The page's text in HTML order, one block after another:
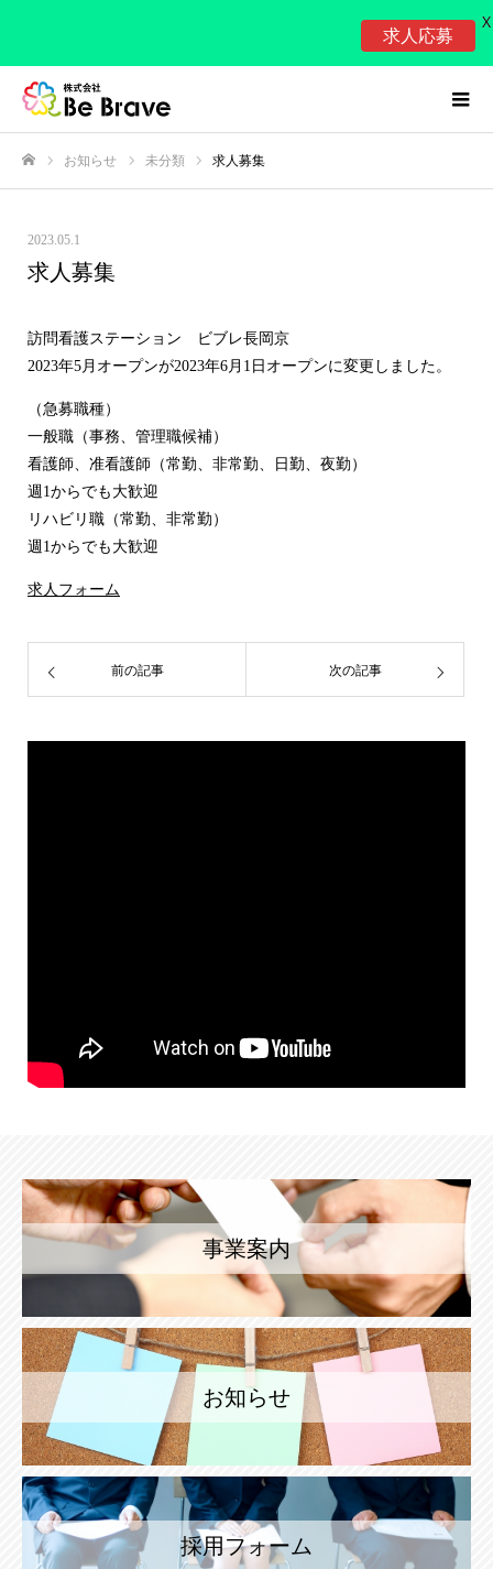
お知らせ 未分類 求人募集
2023.05.1
求人募集
訪問看護ステーション ビブレ長岡京
2023年5月オープンが2023年6月1日オープンに変更しました。
（急募職種）
一般職（事務、管理職候補）
看護師、准看護師（常勤、非常勤、日勤、夜勤）
週1からでも大歓迎
リハビリ職（常勤、非常勤）
週1からでも大歓迎
求人フォーム
前の記事 次の記事
事業案内
お知らせ
採用フォーム
求人応募
X